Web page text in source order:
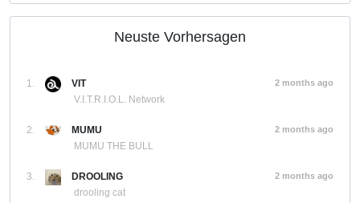
Neuste Vorhersagen
1.
VIT
V.I.T.R.I.O.L. Network
2 months ago
2.
MUMU
MUMU THE BULL
2 months ago
3.
DROOLING
drooling cat
2 months ago